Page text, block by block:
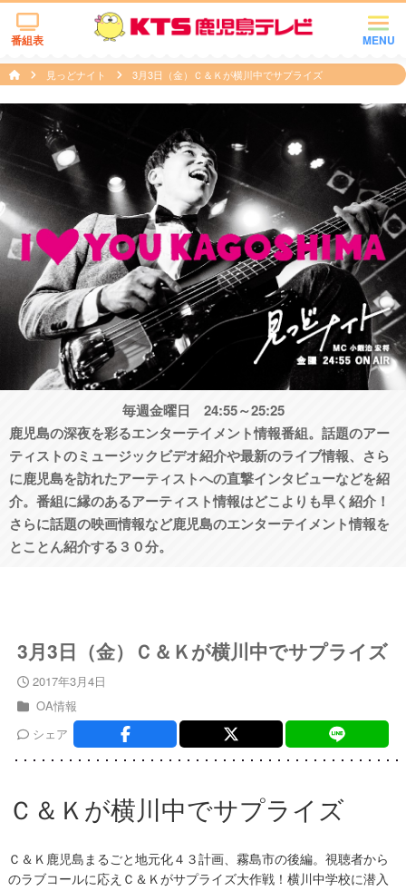
MENU
番組表
見っどナイト 3月3日（金）Ｃ＆Ｋが横川中でサプライズ
毎週金曜日 24:55～25:25
鹿児島の深夜を彩るエンターテイメント情報番組。話題のアー
ティストのミュージックビデオ紹介や最新のライブ情報、さら
に鹿児島を訪れたアーティストへの直撃インタビューなどを紹
介。番組に縁のあるアーティスト情報はどこよりも早く紹介！
さらに話題の映画情報など鹿児島のエンターテイメント情報を
とことん紹介する３０分。
3月3日（金）Ｃ＆Ｋが横川中でサプライズ
2017年3月4日
OA情報
シェア
Ｃ＆Ｋが横川中でサプライズ
Ｃ＆Ｋ鹿児島まるごと地元化４３計画、霧島市の後編。視聴者から
のラブコールに応えＣ＆Ｋがサプライズ大作戦！横川中学校に潜入